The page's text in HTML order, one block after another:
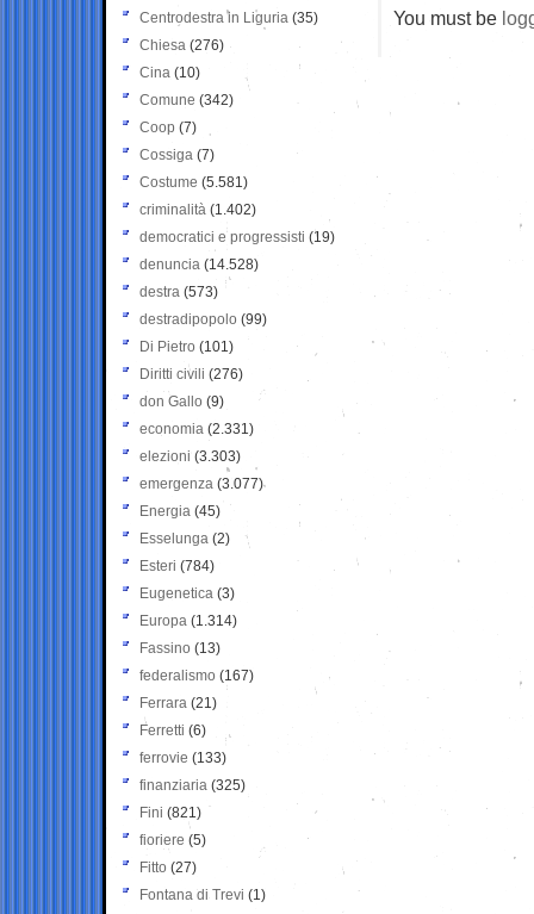
You must be
Centrodestra in Liguria (35)
Chiesa (276)
Cina (10)
Comune (342)
Coop (7)
Cossiga (7)
Costume (5.581)
criminalità (1.402)
democratici e progressisti (19)
denuncia (14.528)
destra (573)
destradipopolo (99)
Di Pietro (101)
Diritti civili (276)
don Gallo (9)
economia (2.331)
elezioni (3.303)
emergenza (3.077)
Energia (45)
Esselunga (2)
Esteri (784)
Eugenetica (3)
Europa (1.314)
Fassino (13)
federalismo (167)
Ferrara (21)
Ferretti (6)
ferrovie (133)
finanziaria (325)
Fini (821)
fioriere (5)
Fitto (27)
Fontana di Trevi (1)